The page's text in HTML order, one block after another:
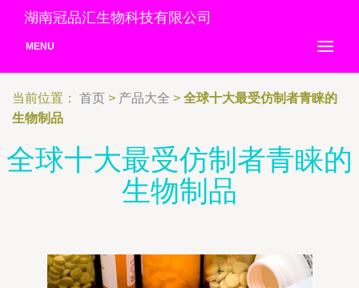
湖南冠品汇生物科技有限公司
MENU
当前位置： 首页 > 产品大全 > 全球十大最受仿制者青睐的
生物制品
全球十大最受仿制者青睐的
生物制品